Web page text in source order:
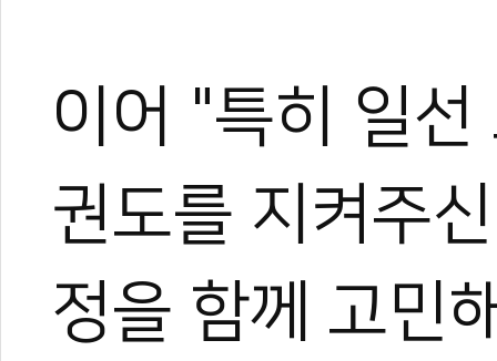
이어 "특히 일
권도를 지켜주
정을 함께 고민
태권도 경기인 출신의 태권
트 KOICA 국제협력요원
0